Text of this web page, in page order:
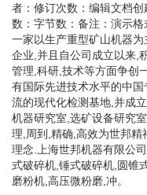
者：修订次数：编辑文档
数：字节数：备注：演示
一家以生产重型矿山机器
企业,并且自公司成立以来,
管理,科研,技术等方面争创
有国际先进技术水平的中
流的现代化检测基地,并成
机器研究室,选矿设备研究
理,周到,精确,高效为世邦
理念.上海世邦机器有限公
式破碎机,锤式破碎机,圆锥
磨粉机,高压微粉磨,冲。